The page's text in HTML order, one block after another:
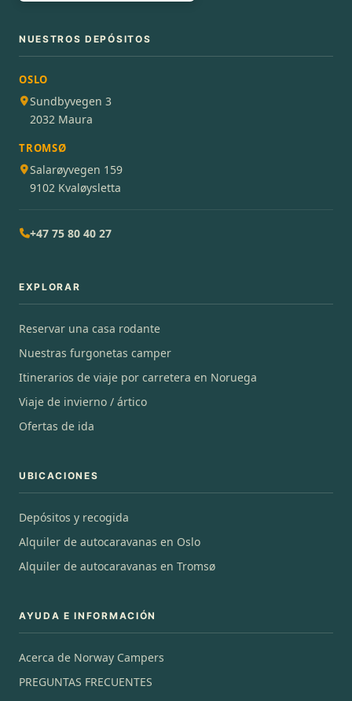
NUESTROS DEPÓSITOS
OSLO
Sundbyvegen 3
2032 Maura
TROMSØ
Salarøyvegen 159
9102 Kvaløysletta
+47 75 80 40 27
EXPLORAR
Reservar una casa rodante
Nuestras furgonetas camper
Itinerarios de viaje por carretera en Noruega
Viaje de invierno / ártico
Ofertas de ida
UBICACIONES
Depósitos y recogida
Alquiler de autocaravanas en Oslo
Alquiler de autocaravanas en Tromsø
AYUDA E INFORMACIÓN
Acerca de Norway Campers
PREGUNTAS FRECUENTES